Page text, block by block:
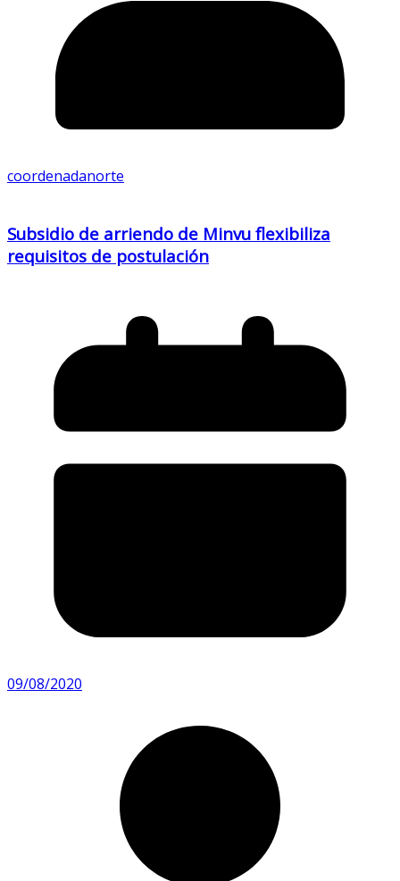
coordenadanorte
Subsidio de arriendo de Minvu flexibiliza
requisitos de postulación
09/08/2020